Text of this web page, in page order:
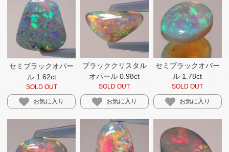
セミブラックオパー
ル 1.62ct
SOLD OUT
お気に入り
ブラッククリスタル
オパール 0.98ct
SOLD OUT
お気に入り
セミブラックオパー
ル 1.78ct
SOLD OUT
お気に入り